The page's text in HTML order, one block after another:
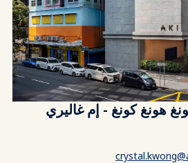
هونغ كونغ - إم غاليري